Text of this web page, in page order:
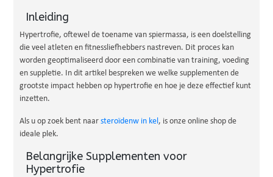
Inleiding
Hypertrofie, oftewel de toename van spiermassa, is een doelstelling
die veel atleten en fitnessliefhebbers nastreven. Dit proces kan
worden geoptimaliseerd door een combinatie van training, voeding
en suppletie. In dit artikel bespreken we welke supplementen de
grootste impact hebben op hypertrofie en hoe je deze effectief kunt
inzetten.
Als u op zoek bent naarsteroïdenw in kel, is onze online shop de
ideale plek.
Belangrijke Supplementen voor
Hypertrofie